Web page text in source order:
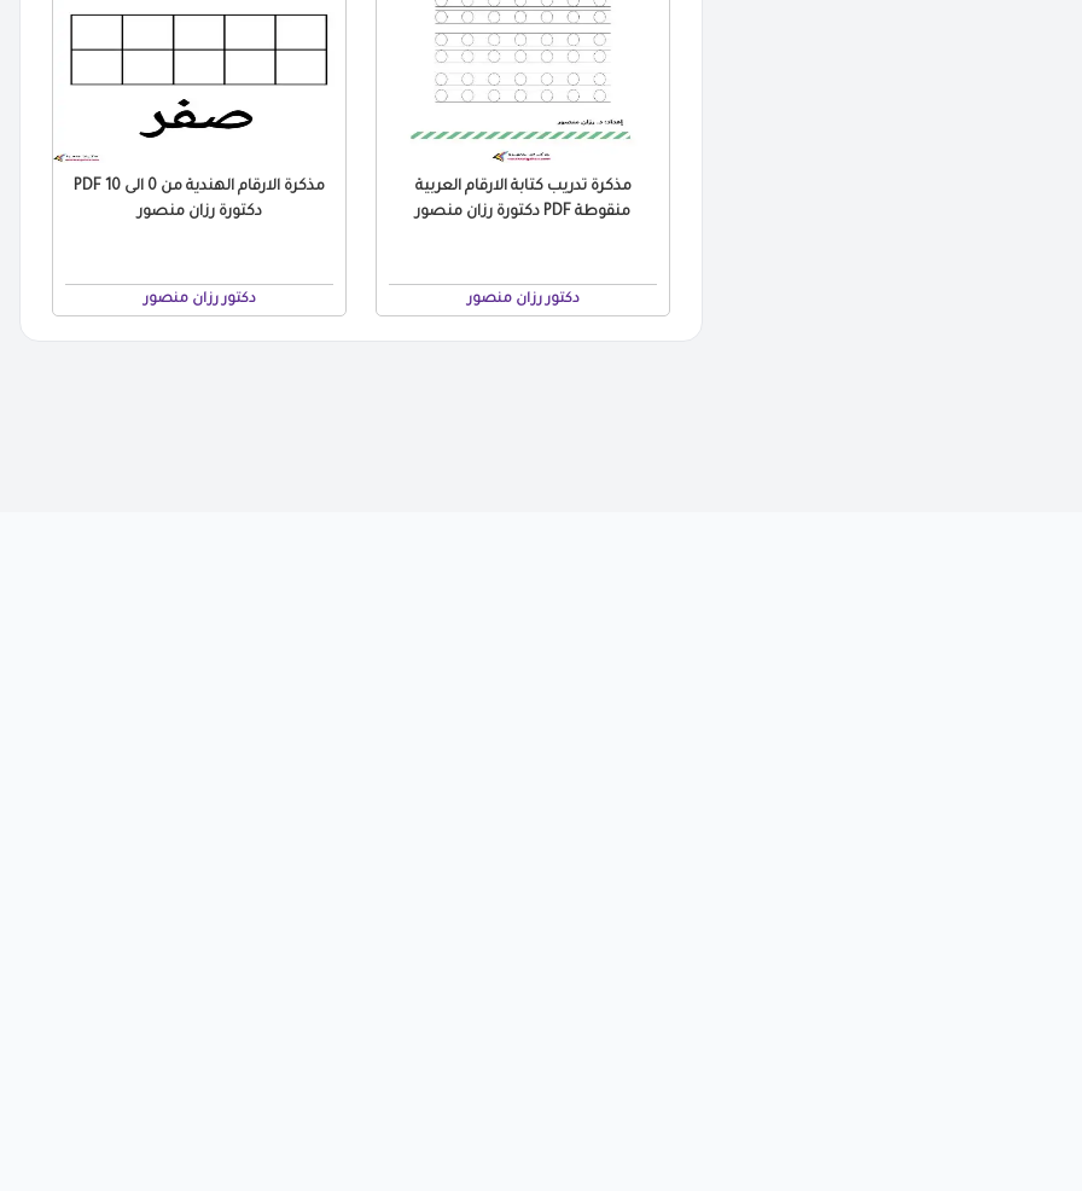
مذكرة تدريب كتابة الارقام العربية
منقوطة PDF دكتورة رزان منصور
دكتور رزان منصور
مذكرة الارقام الهندية من 0 الى 10 PDF
دكتورة رزان منصور
دكتور رزان منصور